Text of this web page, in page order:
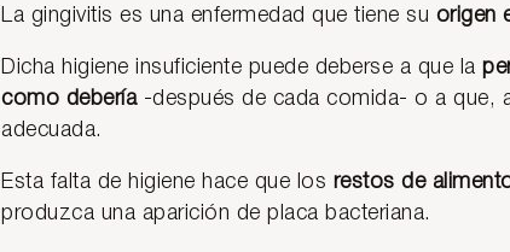
La gingivitis es una enfermedad que tiene su origen
Dicha higiene insuficiente puede deberse a que la
como debería-después de cada comida- o a que,
adecuada.
Esta falta de higiene hace que los restos de
produzca una aparición de placa bacteriana.